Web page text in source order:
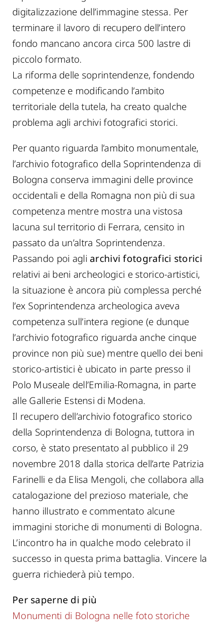
digitalizzazione dell’immagine stessa. Per
terminare il lavoro di recupero dell’intero
fondo mancano ancora circa 500 lastre di
piccolo formato.
La riforma delle soprintendenze, fondendo
competenze e modificando l’ambito
territoriale della tutela, ha creato qualche
problema agli archivi fotografici storici.
Per quanto riguarda l’ambito monumentale,
l’archivio fotografico della Soprintendenza di
Bologna conserva immagini delle province
occidentali e della Romagna non più di sua
competenza mentre mostra una vistosa
lacuna sul territorio di Ferrara, censito in
passato da un’altra Soprintendenza.
Passando poi agli archivi fotografici storici
relativi ai beni archeologici e storico-artistici,
la situazione è ancora più complessa perché
l’ex Soprintendenza archeologica aveva
competenza sull’intera regione (e dunque
l’archivio fotografico riguarda anche cinque
province non più sue) mentre quello dei beni
storico-artistici è ubicato in parte presso il
Polo Museale dell’Emilia-Romagna, in parte
alle Gallerie Estensi di Modena.
Il recupero dell’archivio fotografico storico
della Soprintendenza di Bologna, tuttora in
corso, è stato presentato al pubblico il 29
novembre 2018 dalla storica dell’arte Patrizia
Farinelli e da Elisa Mengoli, che collabora alla
catalogazione del prezioso materiale, che
hanno illustrato e commentato alcune
immagini storiche di monumenti di Bologna.
L’incontro ha in qualche modo celebrato il
successo in questa prima battaglia. Vincere la
guerra richiederà più tempo.
Per saperne di più
Monumenti di Bologna nelle foto storiche